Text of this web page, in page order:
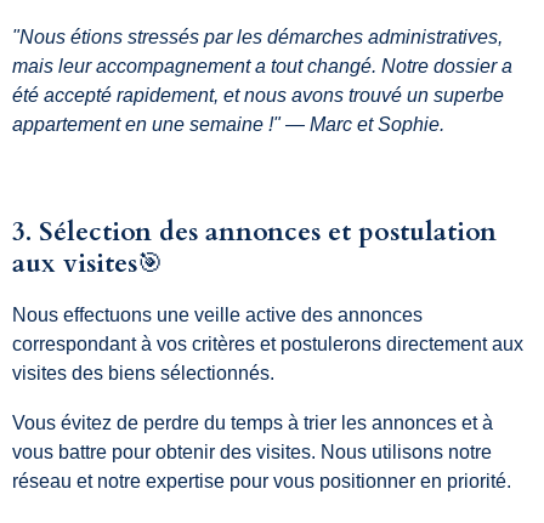
"Nous étions stressés par les démarches administratives,
mais leur accompagnement a tout changé. Notre dossier a
été accepté rapidement, et nous avons trouvé un superbe
appartement en une semaine !" — Marc et Sophie.
3. Sélection des annonces et postulation
aux visites🎯
Nous effectuons une veille active des annonces
correspondant à vos critères et postulerons directement aux
visites des biens sélectionnés.
Vous évitez de perdre du temps à trier les annonces et à
vous battre pour obtenir des visites. Nous utilisons notre
réseau et notre expertise pour vous positionner en priorité.